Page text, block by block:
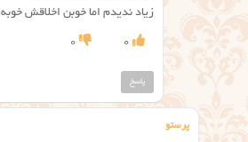
زیاد ندیدم اما خوبن اخلاقش خوبه
0
0
پاسخ
پرستو